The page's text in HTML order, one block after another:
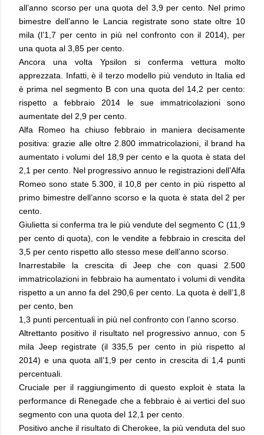
all’anno scorso per una quota del 3,9 per cento. Nel primo
bimestre dell’anno le Lancia registrate sono state oltre 10
mila (l’1,7 per cento in più nel confronto con il 2014), per
una quota al 3,85 per cento.
Ancora una volta Ypsilon si conferma vettura molto
apprezzata. Infatti, è il terzo modello più venduto in Italia ed
è prima nel segmento B con una quota del 14,2 per cento:
rispetto a febbraio 2014 le sue immatricolazioni sono
aumentate del 2,9 per cento.
Alfa Romeo ha chiuso febbraio in maniera decisamente
positiva: grazie alle oltre 2.800 immatricolazioni, il brand ha
aumentato i volumi del 18,9 per cento e la quota è stata del
2,1 per cento. Nel progressivo annuo le registrazioni dell’Alfa
Romeo sono state 5.300, il 10,8 per cento in più rispetto al
primo bimestre dell’anno scorso e la quota è stata del 2 per
cento.
Giulietta si conferma tra le più vendute del segmento C (11,9
per cento di quota), con le vendite a febbraio in crescita del
3,5 per cento rispetto allo stesso mese dell’anno scorso.
Inarrestabile la crescita di Jeep che con quasi 2.500
immatricolazioni in febbraio ha aumentato i volumi di vendita
rispetto a un anno fa del 290,6 per cento. La quota è dell’1,8
per cento, ben
1,3 punti percentuali in più nel confronto con l’anno scorso.
Altrettanto positivo il risultato nel progressivo annuo, con 5
mila Jeep registrate (il 335,5 per cento in più rispetto al
2014) e una quota all’1,9 per cento in crescita di 1,4 punti
percentuali.
Cruciale per il raggiungimento di questo exploit è stata la
performance di Renegade che a febbraio è ai vertici del suo
segmento con una quota del 12,1 per cento.
Positivo anche il risultato di Cherokee, la più venduta del suo